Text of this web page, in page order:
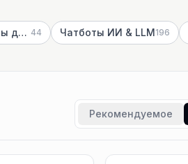
ИИ-инструменты для диалогов для взрослых 44 Чатботы ИИ & LLM196
Рекомендуемое